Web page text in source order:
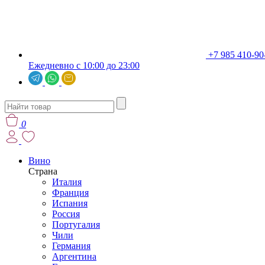
+7 985 410-
Ежедневно с 10:00 до 23:00
0
Вино
Страна
Италия
Франция
Испания
Россия
Португалия
Чили
Германия
Аргентина